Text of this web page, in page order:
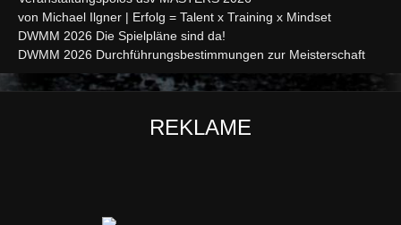
von Michael Ilgner | Erfolg = Talent x Training x Mindset
DWMM 2026 Die Spielpläne sind da!
DWMM 2026 Durchführungsbestimmungen zur Meisterschaft
REKLAME